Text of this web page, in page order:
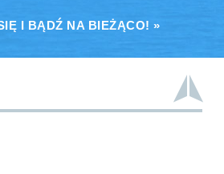
I BĄDŹ NA BIEŻĄCO! »